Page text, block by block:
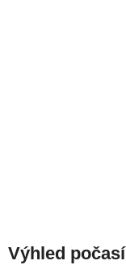
Výhled počasí